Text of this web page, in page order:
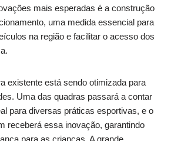
mais esperadas é a construção
uma medida essencial para
na região e facilitar o acesso dos
existente está sendo otimizada para
Uma das quadras passará a contar
para diversas práticas esportivas, e o
receberá essa inovação, garantindo